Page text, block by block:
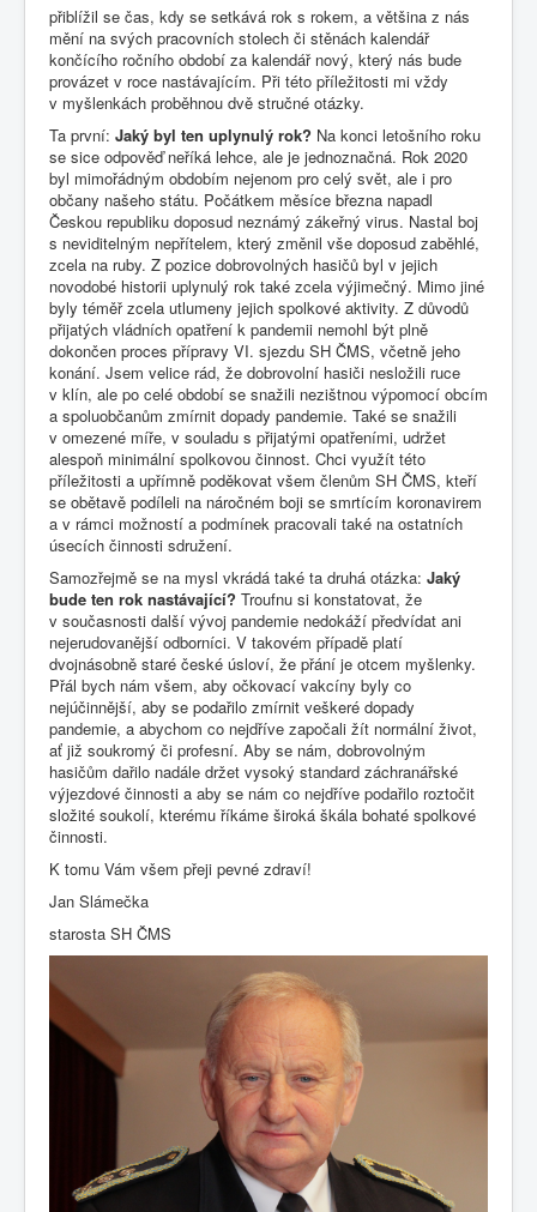
přiblížil se čas, kdy se setkává rok s rokem, a většina z nás
mění na svých pracovních stolech či stěnách kalendář
končícího ročního období za kalendář nový, který nás bude
provázet v roce nastávajícím. Při této příležitosti mi vždy
v myšlenkách proběhnou dvě stručné otázky.
Ta první: Jaký byl ten uplynulý rok? Na konci letošního roku
se sice odpověď neříká lehce, ale je jednoznačná. Rok 2020
byl mimořádným obdobím nejenom pro celý svět, ale i pro
občany našeho státu. Počátkem měsíce března napadl
Českou republiku doposud neznámý zákeřný virus. Nastal boj
s neviditelným nepřítelem, který změnil vše doposud zaběhlé,
zcela na ruby. Z pozice dobrovolných hasičů byl v jejich
novodobé historii uplynulý rok také zcela výjimečný. Mimo jiné
byly téměř zcela utlumeny jejich spolkové aktivity. Z důvodů
přijatých vládních opatření k pandemii nemohl být plně
dokončen proces přípravy VI. sjezdu SH ČMS, včetně jeho
konání. Jsem velice rád, že dobrovolní hasiči nesložili ruce
v klín, ale po celé období se snažili nezištnou výpomocí obcím
a spoluobčanům zmírnit dopady pandemie. Také se snažili
v omezené míře, v souladu s přijatými opatřeními, udržet
alespoň minimální spolkovou činnost. Chci využít této
příležitosti a upřímně poděkovat všem členům SH ČMS, kteří
se obětavě podíleli na náročném boji se smrtícím koronavirem
a v rámci možností a podmínek pracovali také na ostatních
úsecích činnosti sdružení.
Samozřejmě se na mysl vkrádá také ta druhá otázka: Jaký
bude ten rok nastávající? Troufnu si konstatovat, že
v současnosti další vývoj pandemie nedokáží předvídat ani
nejerudovanější odborníci. V takovém případě platí
dvojnásobně staré české úsloví, že přání je otcem myšlenky.
Přál bych nám všem, aby očkovací vakcíny byly co
nejúčinnější, aby se podařilo zmírnit veškeré dopady
pandemie, a abychom co nejdříve započali žít normální život,
ať již soukromý či profesní. Aby se nám, dobrovolným
hasičům dařilo nadále držet vysoký standard záchranářské
výjezdové činnosti a aby se nám co nejdříve podařilo roztočit
složité soukolí, kterému říkáme široká škála bohaté spolkové
činnosti.
K tomu Vám všem přeji pevné zdraví!
Jan Slámečka
starosta SH ČMS